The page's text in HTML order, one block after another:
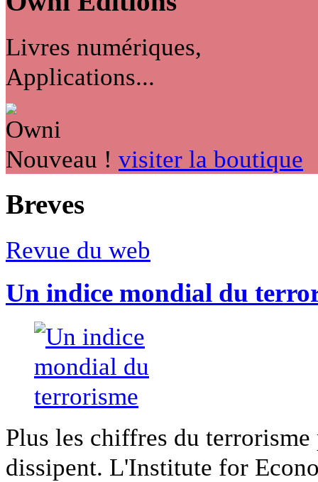
Livres numériques,
Applications...
Nouveau ! visiter la boutique
Breves
Revue du web
Un indice mondial du
Plus les chiffres du
dissipent. L'Institute for